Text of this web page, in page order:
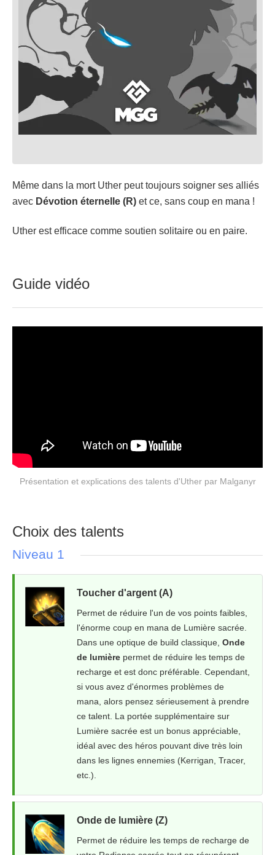
Même dans la mort Uther peut toujours soigner ses alliés
avec Dévotion éternelle (R) et ce, sans coup en mana !
Uther est efficace comme soutien solitaire ou en paire.
Guide vidéo
Présentation et explications des talents d'Uther par Malganyr
Choix des talents
Niveau 1
Toucher d'argent (A)
Permet de réduire l'un de vos points faibles,
l'énorme coup en mana de Lumière sacrée.
Dans une optique de build classique, Onde
de lumière permet de réduire les temps de
recharge et est donc préférable. Cependant,
si vous avez d'énormes problèmes de
mana, alors pensez sérieusement à prendre
ce talent. La portée supplémentaire sur
Lumière sacrée est un bonus appréciable,
idéal avec des héros pouvant dive très loin
dans les lignes ennemies (Kerrigan, Tracer,
etc.).
Onde de lumière (Z)
Permet de réduire les temps de recharge de